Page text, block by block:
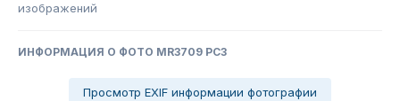
изображений
ИНФОРМАЦИЯ О ФОТО MR3709 PC3
Просмотр EXIF информации фотографии